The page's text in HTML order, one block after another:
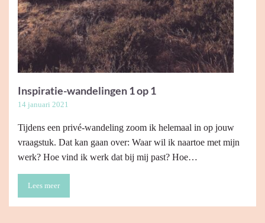
Inspiratie-wandelingen 1 op 1
14 januari 2021
Tijdens een privé-wandeling zoom ik helemaal in op jouw
vraagstuk. Dat kan gaan over: Waar wil ik naartoe met mijn
werk? Hoe vind ik werk dat bij mij past? Hoe…
Lees meer